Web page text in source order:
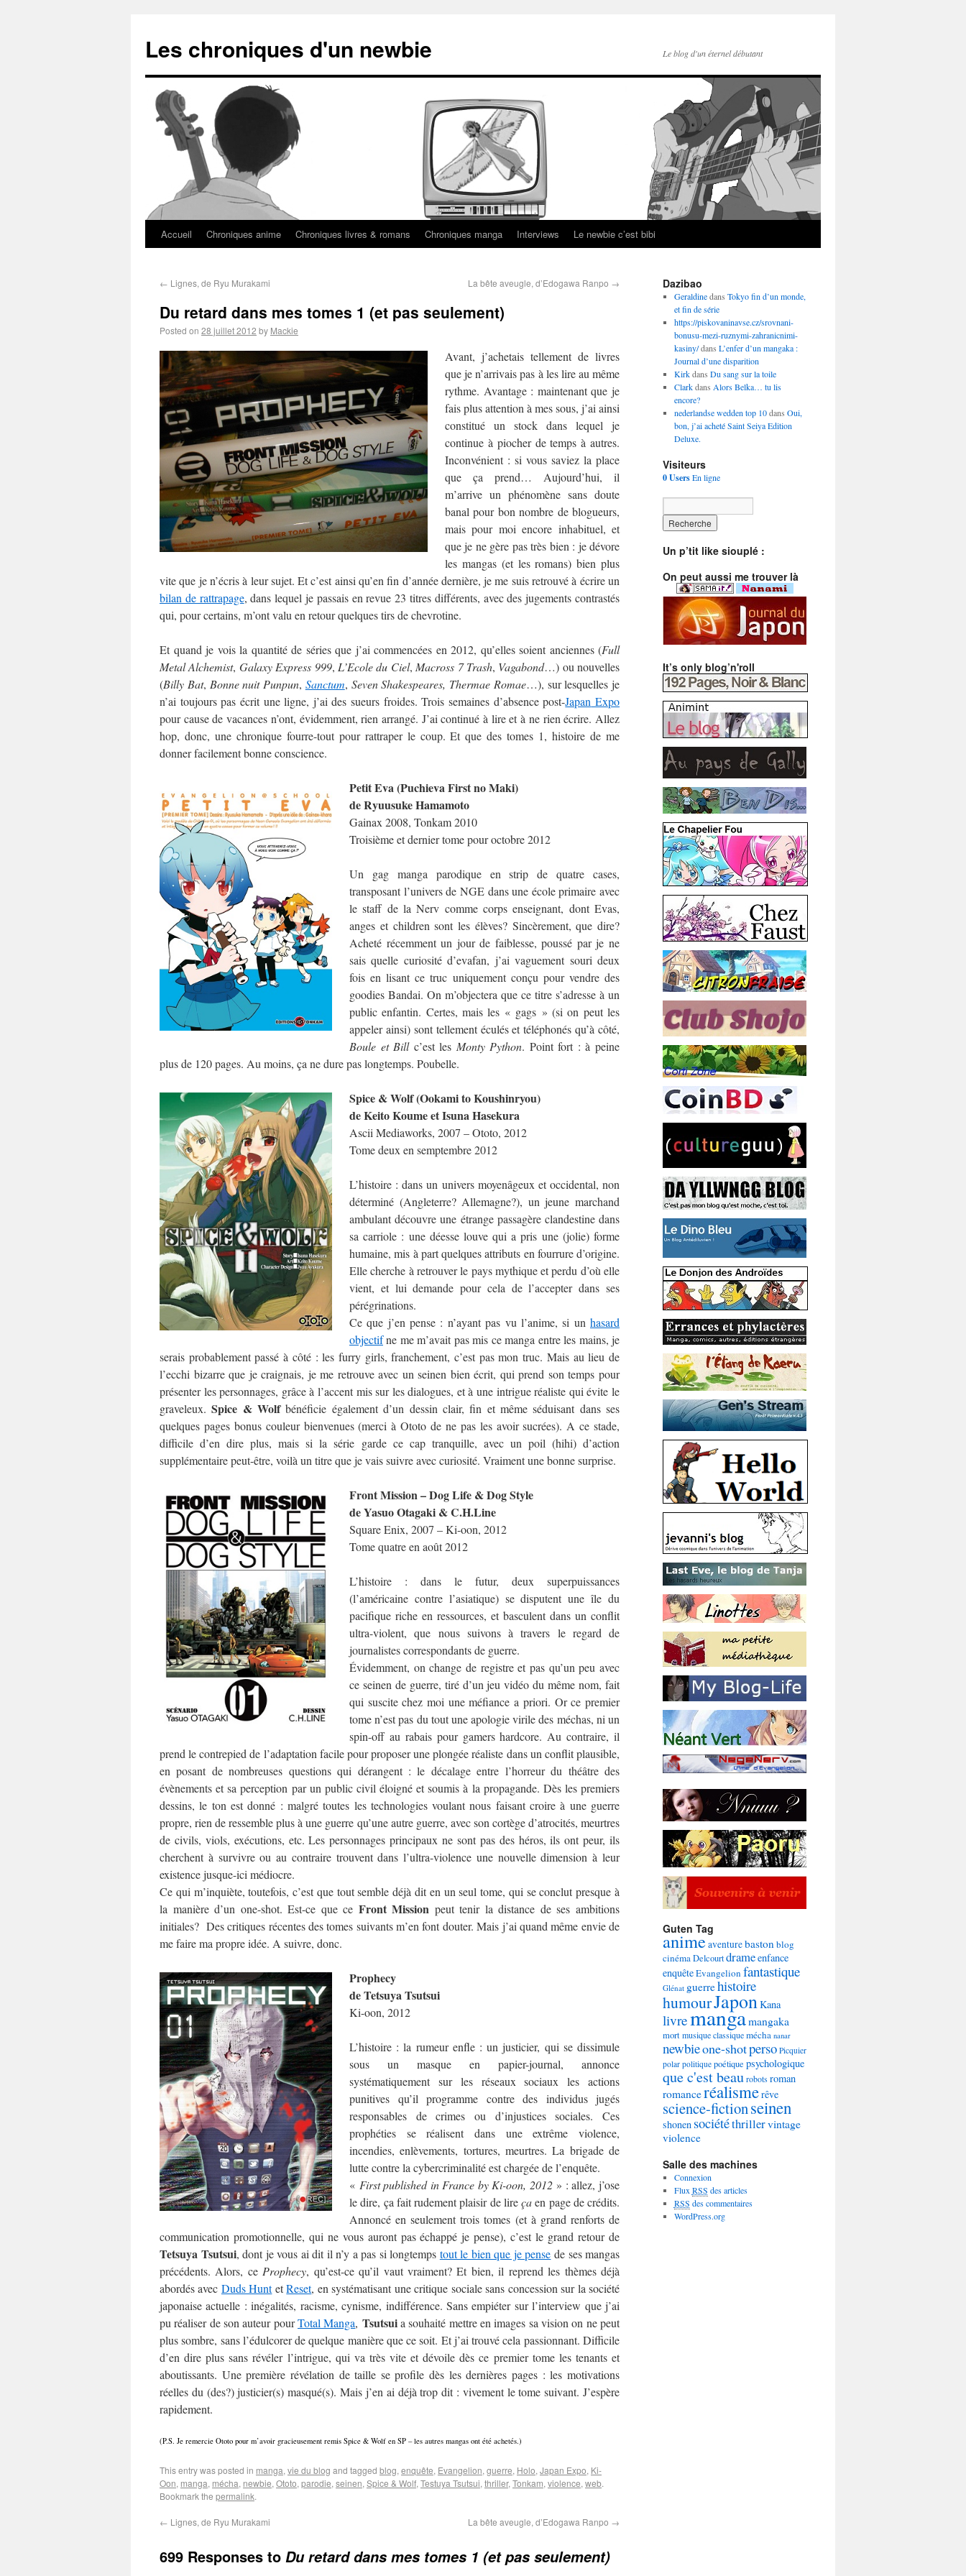
Les chroniques d'un newbie Le blog d'un éternel débutant
Accueil Chroniques anime Chroniques livres & romans Chroniques manga Interviews Le newbie c’est bibi
← Lignes, de Ryu Murakami La bête aveugle, d’Edogawa Ranpo →
Du retard dans mes tomes 1 (et pas seulement)
Posted on 28 juillet 2012 by Mackie
Avant, j’achetais tellement de livres
que je n’arrivais pas à les lire au même
rythme. Avantage : maintenant que je
fais plus attention à mes sous, j’ai ainsi
constitué un stock dans lequel je
continue à piocher de temps à autres.
Inconvénient : si vous saviez la place
que ça prend… Aujourd’hui, il
m’arrive un phénomène sans doute
banal pour bon nombre de blogueurs,
mais pour moi encore inhabituel, et
que je ne gère pas très bien : je dévore
les mangas (et les romans) bien plus
vite que je n’écris à leur sujet. Et c’est ainsi qu’en fin d’année dernière, je me suis retrouvé à écrire un
bilan de rattrapage, dans lequel je passais en revue 23 titres différents, avec des jugements contrastés
qui, pour certains, m’ont valu en retour quelques tirs de chevrotine.
Et quand je vois la quantité de séries que j’ai commencées en 2012, qu’elles soient anciennes (Full
Metal Alchemist, Galaxy Express 999, L’Ecole du Ciel, Macross 7 Trash, Vagabond…) ou nouvelles
(Billy Bat, Bonne nuit Punpun, Sanctum, Seven Shakespeares, Thermae Romae…), sur lesquelles je
n’ai toujours pas écrit une ligne, j’ai des sueurs froides. Trois semaines d’absence post-Japan Expo
pour cause de vacances n’ont, évidemment, rien arrangé. J’ai continué à lire et à ne rien écrire. Allez
hop, donc, une chronique fourre-tout pour rattraper le coup. Et que des tomes 1, histoire de me
donner facilement bonne conscience.
Petit Eva (Puchieva First no Maki)
de Ryuusuke Hamamoto
Gainax 2008, Tonkam 2010
Troisième et dernier tome pour octobre 2012
Un gag manga parodique en strip de quatre cases,
transposant l’univers de NGE dans une école primaire avec
le staff de la Nerv comme corps enseignant, dont Evas,
anges et children sont les élèves? Sincèrement, que dire?
Acheté récemment un jour de faiblesse, poussé par je ne
sais quelle curiosité d’evafan, j’ai vaguement souri deux
fois en lisant ce truc uniquement conçu pour vendre des
goodies Bandai. On m’objectera que ce titre s’adresse à un
public enfantin. Certes, mais les « gags » (si on peut les
appeler ainsi) sont tellement éculés et téléphonés qu’à côté,
Boule et Billc’est les Monty Python. Point fort : à peine
plus de 120 pages. Au moins, ça ne dure pas longtemps. Poubelle.
Spice & Wolf (Ookami to Koushinryou)
de Keito Koume et Isuna Hasekura
Ascii Mediaworks, 2007 – Ototo, 2012
Tome deux en semptembre 2012
L’histoire : dans un univers moyenâgeux et occidental, non
déterminé (Angleterre? Allemagne?), un jeune marchand
ambulant découvre une étrange passagère clandestine dans
sa carriole : une déesse louve qui a pris une (jolie) forme
humaine, mis à part quelques attributs en fourrure d’origine.
Elle cherche à retrouver le pays mythique et perdu d’où elle
vient, et lui demande pour cela de l’accepter dans ses
pérégrinations.
Ce que j’en pense : n’ayant pas vu l’anime, si un hasard
objectifne me m’avait pas mis ce manga entre les mains, je
serais probablement passé à côté : les furry girls, franchement, c’est pas mon truc. Mais au lieu de
l’ecchi bizarre que je craignais, je me retrouve avec un seinen bien écrit, qui prend son temps pour
présenter les personnages, grâce à l’accent mis sur les dialogues, et à une intrigue réaliste qui évite le
graveleux.Spice & Wolfbénéficie également d’un dessin clair, fin et même séduisant dans ses
quelques pages bonus couleur bienvenues (merci à Ototo de ne pas les avoir sucrées). A ce stade,
difficile d’en dire plus, mais si la série garde ce cap tranquille, avec un poil (hihi) d’action
supplémentaire peut-être, voilà un titre que je vais suivre avec curiosité. Vraiment une bonne surprise.
Front Mission – Dog Life & Dog Style
de Yasuo Otagaki & C.H.Line
Square Enix, 2007 – Ki-oon, 2012
Tome quatre en août 2012
L’histoire : dans le futur, deux superpuissances
(l’américaine contre l’asiatique) se disputent une île du
pacifique riche en ressources, et basculent dans un conflit
ultra-violent, que nous suivons à travers le regard de
journalistes correspondants de guerre.
Évidemment, on change de registre et pas qu’un peu avec
ce seinen de guerre, tiré d’un jeu vidéo du même nom, fait
qui suscite chez moi une méfiance a priori. Or ce premier
tome n’est pas du tout une apologie virile des méchas, ni un
spin-off au rabais pour gamers hardcore. Au contraire, il
prend le contrepied de l’adaptation facile pour proposer une plongée réaliste dans un conflit plausible,
en posant de nombreuses questions qui dérangent : le décalage entre l’horreur du théâtre des
évènements et sa perception par un public civil éloigné et soumis à la propagande. Dès les premiers
dessins, le ton est donné : malgré toutes les technologies voulant nous faisant croire à une guerre
propre, rien de ressemble plus à une guerre qu’une autre guerre, avec son cortège d’atrocités, meurtres
de civils, viols, exécutions, etc. Les personnages principaux ne sont pas des héros, ils ont peur, ils
cherchent à survivre ou au contraire trouvent dans l’ultra-violence une nouvelle dimension à leur
existence jusque-ici médiocre.
Ce qui m’inquiète, toutefois, c’est que tout semble déjà dit en un seul tome, qui se conclut presque à
la manière d’un one-shot. Est-ce que ce Front Mission peut tenir la distance de ses ambitions
initiales? Des critiques récentes des tomes suivants m’en font douter. Mais j’ai quand même envie de
me faire ma propre idée. A suivre, donc.
Prophecy
de Tetsuya Tsutsui
Ki-oon, 2012
L’histoire : la rumeur enfle : un justicier, qui se dissimule
sous un masque en papier-journal, annonce
systématiquement sur les réseaux sociaux les actions
punitives qu’il programme contre des individus jugés
responsables de crimes ou d’injustices sociales. Ces
prophéties se réalisent dans une extrême violence,
incendies, enlèvements, tortures, meurtres. La brigade de
lutte contre la cybercriminalité est chargée de l’enquête.
« First published in France by Ki-oon, 2012» : allez, j’ose
le dire, ça fait rudement plaisir de lireçaen page de crédits.
Annoncé en seulement trois tomes (et à grand renforts de
communication promotionnelle, qui ne vous auront pas échappé je pense), c’est le grand retour de
Tetsuya Tsutsui, dont je vous ai dit il n’y a pas si longtemps tout le bien que je pense de ses mangas
précédents. Alors, ce Prophecy, qu’est-ce qu’il vaut vraiment? Et bien, il reprend les thèmes déjà
abordés avec Duds HuntetReset, en systématisant une critique sociale sans concession sur la société
japonaise actuelle : inégalités, racisme, cynisme, indifférence. Sans empiéter sur l’interview que j’ai
pu réaliser de son auteur pourTotal Manga, Tsutsuia souhaité mettre en images sa vision on ne peut
plus sombre, sans l’édulcorer de quelque manière que ce soit. Et j’ai trouvé cela passionnant. Difficile
d’en dire plus sans révéler l’intrigue, qui va très vite et dévoile dès ce premier tome les tenants et
aboutissants. Une première révélation de taille se profile dès les dernières pages : les motivations
réelles du (des?) justicier(s) masqué(s). Mais j’en ai déjà trop dit : vivement le tome suivant. J’espère
rapidement.
(P.S. Je remercie Ototo pour m’avoir gracieusement remis Spice & Wolf en SP – les autres mangas ont été achetés.)
This entry was posted in manga, vie du blog and tagged blog, enquête, Evangelion, guerre, Holo, Japan Expo, Ki-
Oon, manga, mécha, newbie, Ototo, parodie, seinen, Spice & Wolf, Testuya Tsutsui, thriller, Tonkam, violence, web.
Bookmark the permalink.
← Lignes, de Ryu Murakami La bête aveugle, d’Edogawa Ranpo →
699 Responses to Du retard dans mes tomes 1 (et pas seulement)
Dazibao
Geraldinedans Tokyo fin d’un monde,
et fin de série
https://piskovaninavse.cz/srovnani-
bonusu-mezi-ruznymi-zahranicnimi-
kasiny/dans L’enfer d’un mangaka :
Journal d’une disparition
Kirkdans Du sang sur la toile
Clarkdans Alors Belka… tu lis
encore?
nederlandse wedden top 10dans Oui,
bon, j’ai acheté Saint Seiya Edition
Deluxe.
Visiteurs
0 UsersEn ligne
Un p’tit like siouplé :
On peut aussi me trouver là
It’s only blog’n'roll
Guten Tag
animeaventurebaston blog
cinémaDelcourtdrameenfance
enquêteEvangelion fantastique
Glénat guerrehistoire
humourJapon Kana
livremangamangaka
mortmusique classiquemécha nanar
newbieone-shotperso Picquier
polar politique poétique psychologique
que c'est beaurobotsroman
romanceréalismerêve
science-fictionseinen
shonen sociététhrillervintage
violence
Salle des machines
Connexion
Flux RSS des articles
RSS des commentaires
WordPress.org